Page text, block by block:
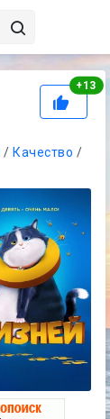
+13
/Качество /